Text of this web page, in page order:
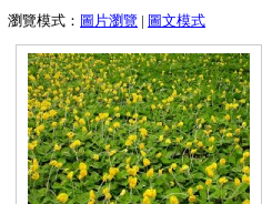
瀏覽模式： 圖片瀏覽 | 圖文模式